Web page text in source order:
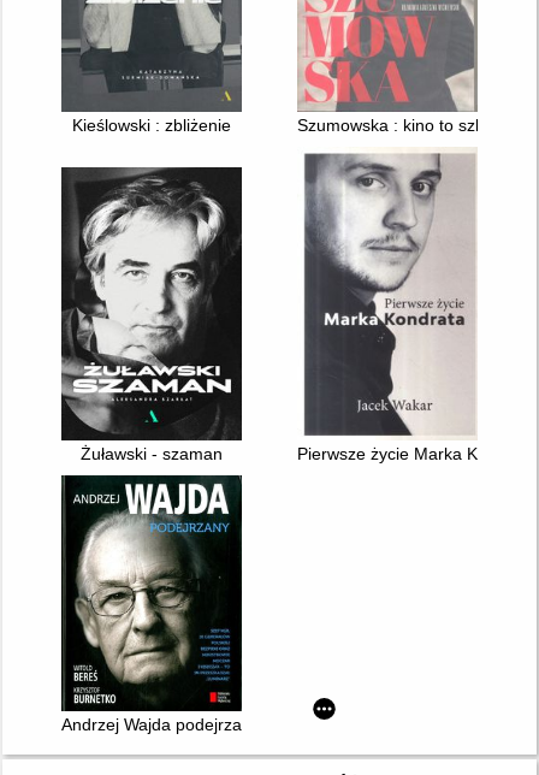
Kieślowski : zbliżenie Szumowska : kino to szkoła
Żuławski - szaman Pierwsze życie Marka Kondrata
Andrzej Wajda podejrzany